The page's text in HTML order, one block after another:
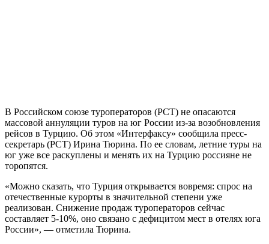
В Российском союзе туроператоров (РСТ) не опасаются
массовой аннуляции туров на юг России из-за возобновления
рейсов в Турцию. Об этом «Интерфаксу» сообщила пресс-
секретарь (РСТ) Ирина Тюрина. По ее словам, летние туры на
юг уже все раскуплены и менять их на Турцию россияне не
торопятся.
«Можно сказать, что Турция открывается вовремя: спрос на
отечественные курорты в значительной степени уже
реализован. Снижение продаж туроператоров сейчас
составляет 5-10%, оно связано с дефицитом мест в отелях юга
России», — отметила Тюрина.